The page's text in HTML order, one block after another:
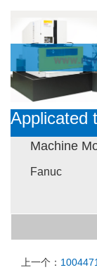
Applicated
Machine
Fanuc
上一个：